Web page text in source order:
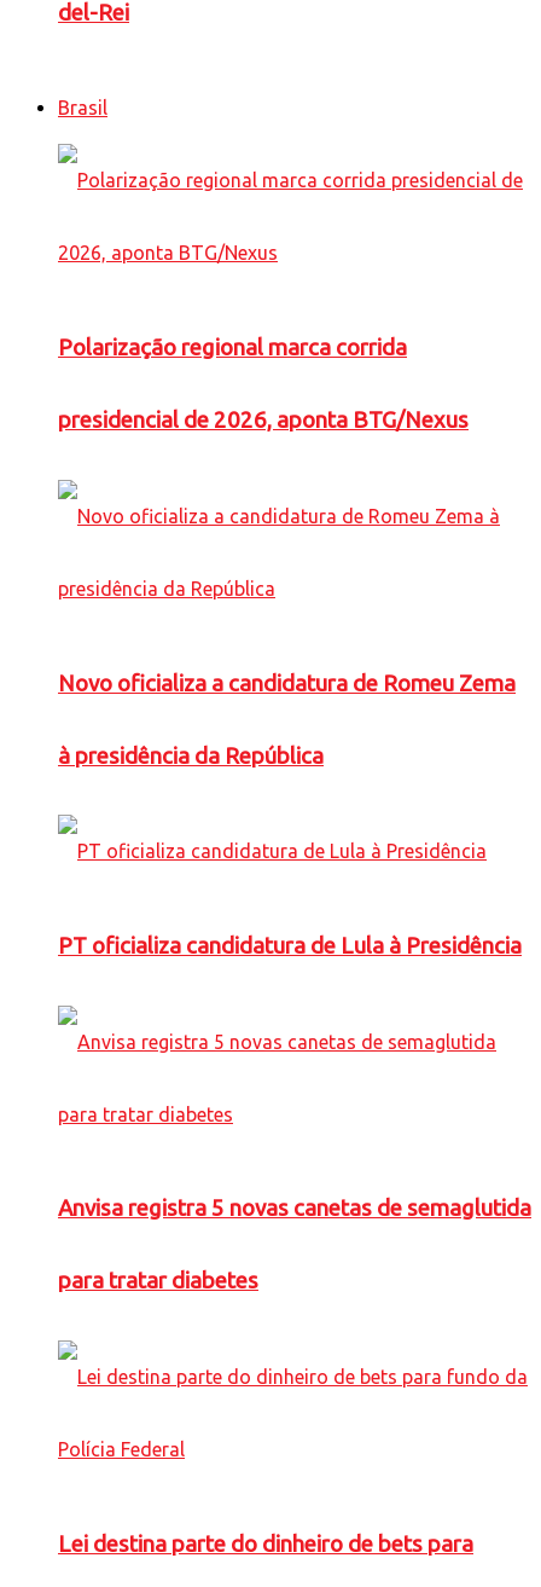
del-Rei
Brasil
Polarização regional marca corrida
presidencial de 2026, aponta BTG/Nexus
Novo oficializa a candidatura de Romeu Zema
à presidência da República
PT oficializa candidatura de Lula à Presidência
Anvisa registra 5 novas canetas de semaglutida
para tratar diabetes
Lei destina parte do dinheiro de bets para